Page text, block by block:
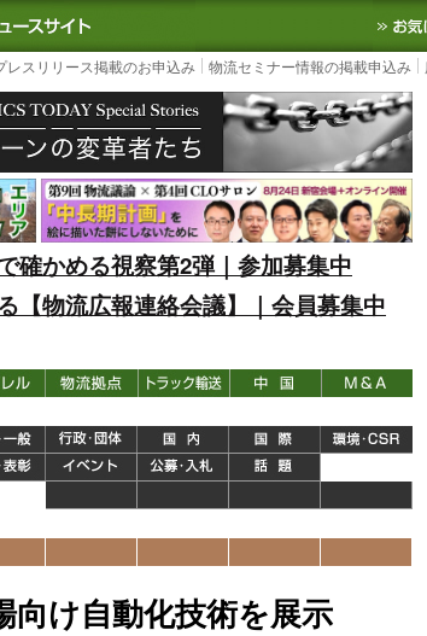
｜国内最大の物流ニュースサイト3PL, SCMなど国内外の
レスリリース掲載のお申込み 物流セミナー情報の掲載申込み
確かめる視察第2弾｜参加募集中
【物流広報連絡会議】｜会員募集中
向け自動化技術を展示